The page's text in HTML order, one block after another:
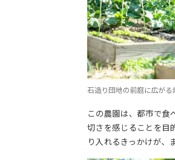
石造り団地の前庭に広が
この農園は、都市で食
切さを感じることを目
り入れるきっかけが、